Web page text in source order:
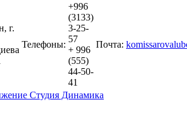
г.
Телефоны:
+996
(3133)
3-25-
57
+ 996
(555)
44-50-
41
Почта:
Студия Динамика